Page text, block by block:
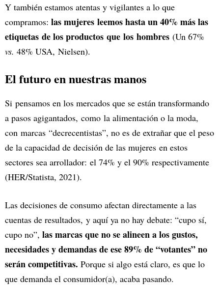
Y también estamos atentas y vigilantes a lo que
compramos: las mujeres leemos hasta un 40% más las
etiquetas de los productos que los hombres (Un 67%
vs. 48% USA, Nielsen).
El futuro en nuestras manos
Si pensamos en los mercados que se están transformando
a pasos agigantados, como la alimentación o la moda,
con marcas “decrecentistas”, no es de extrañar que el peso
de la capacidad de decisión de las mujeres en estos
sectores sea arrollador: el 74% y el 90% respectivamente
(HER/Statista, 2021).
Las decisiones de consumo afectan directamente a las
cuentas de resultados, y aquí ya no hay debate: “cupo sí,
cupo no”, las marcas que no se alineen a los gustos,
necesidades y demandas de ese 89% de “votantes” no
serán competitivas. Porque si algo está claro, es que lo
que demanda el consumidor(a), acaba pasando.